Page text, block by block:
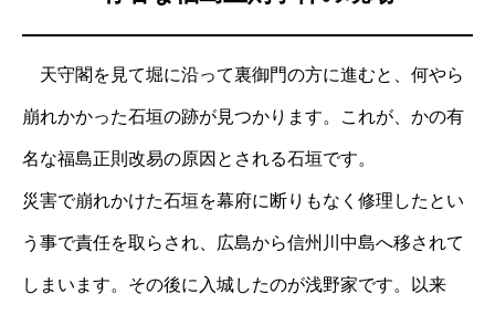
天守閣を見て堀に沿って裏御門の方に進むと、何やら
崩れかかった石垣の跡が見つかります。これが、かの有
名な福島正則改易の原因とされる石垣です。
災害で崩れかけた石垣を幕府に断りもなく修理したとい
う事で責任を取らされ、広島から信州川中島へ移されて
しまいます。その後に入城したのが浅野家です。以来